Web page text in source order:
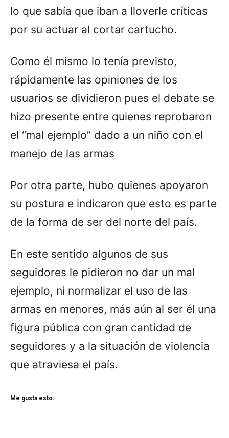
lo que sabía que iban a lloverle críticas
por su actuar al cortar cartucho.
Como él mismo lo tenía previsto,
rápidamente las opiniones de los
usuarios se dividieron pues el debate se
hizo presente entre quienes reprobaron
el “mal ejemplo” dado a un niño con el
manejo de las armas
Por otra parte, hubo quienes apoyaron
su postura e indicaron que esto es parte
de la forma de ser del norte del país.
En este sentido algunos de sus
seguidores le pidieron no dar un mal
ejemplo, ni normalizar el uso de las
armas en menores, más aún al ser él una
figura pública con gran cantidad de
seguidores y a la situación de violencia
que atraviesa el país.
Me gusta esto: